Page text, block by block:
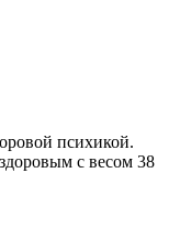
психикой.
с весом 38